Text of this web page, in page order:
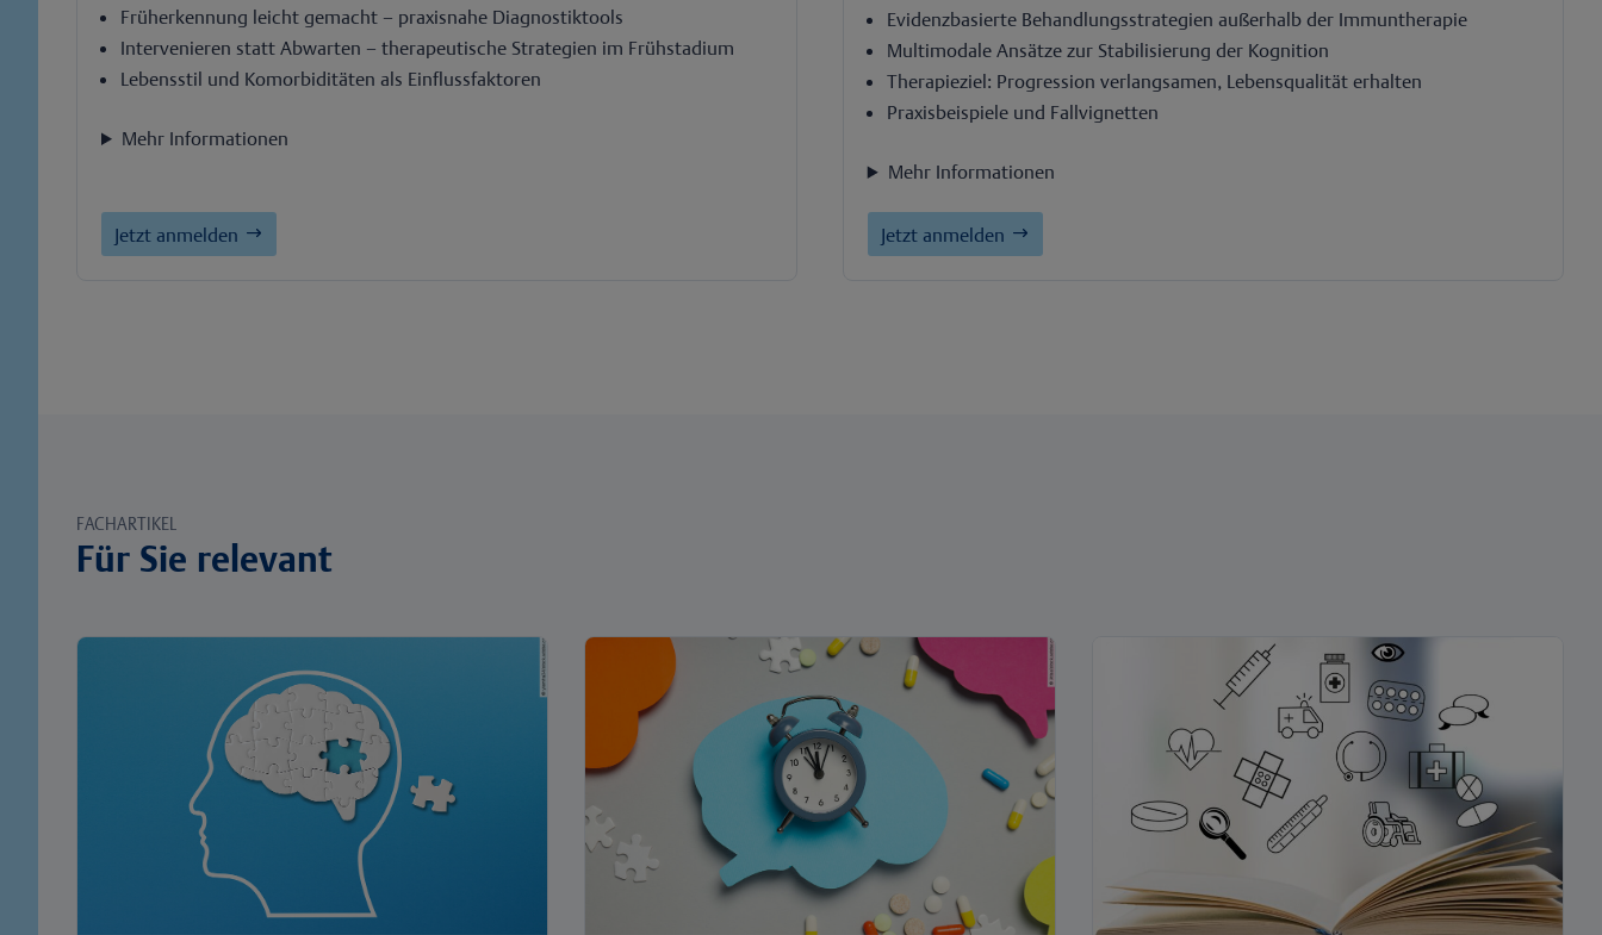
Früherkennung leicht gemacht – praxisnahe Diagnostiktools
Intervenieren statt Abwarten – therapeutische Strategien im Frühstadium
Lebensstil und Komorbiditäten als Einflussfaktoren
Mehr Informationen
Jetzt anmelden
Evidenzbasierte Behandlungsstrategien außerhalb der Immuntherapie
Multimodale Ansätze zur Stabilisierung der Kognition
Therapieziel: Progression verlangsamen, Lebensqualität erhalten
Praxisbeispiele und Fallvignetten
Mehr Informationen
Jetzt anmelden
FACHARTIKEL
Für Sie relevant